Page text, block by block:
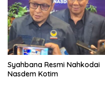
Syahbana Resmi Nahkodai
Nasdem Kotim